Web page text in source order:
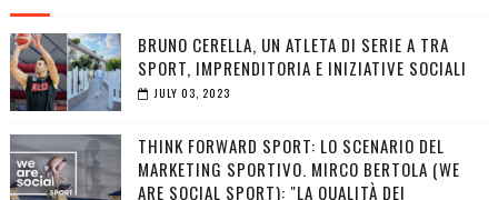
BRUNO CERELLA, UN ATLETA DI SERIE A TRA
SPORT, IMPRENDITORIA E INIZIATIVE SOCIALI
JULY 03, 2023
THINK FORWARD SPORT: LO SCENARIO DEL
MARKETING SPORTIVO. MIRCO BERTOLA (WE
ARE SOCIAL SPORT): "LA QUALITÀ DEI